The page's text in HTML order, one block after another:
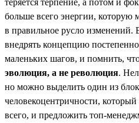
больше всего энергии,
в правильное русло изменений.
внедрять концепцию
маленьких шагов, и помнить,
эволюция, а не революция.
но можно выделить один из
человекоцентричности,
всего, и предложить топ-